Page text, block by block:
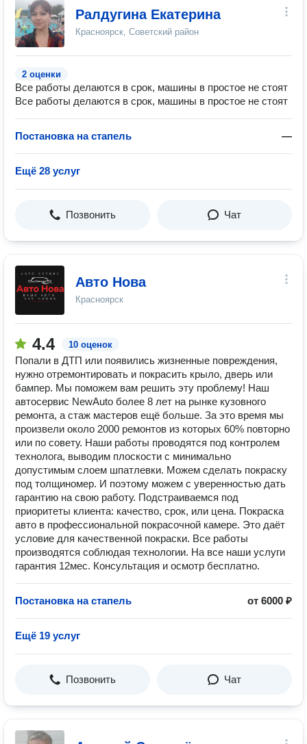
Ралдугина Екатерина
Красноярск, Советский район
2 оценки
Все работы делаются в срок, машины в простое не стоят
Все работы делаются в срок, машины в простое не стоят
Постановка на стапель —
Ещё 28 услуг
Позвонить Чат
Авто Нова
Красноярск
4.4 10 оценок
Попали в ДТП или появились жизненные повреждения,
нужно отремонтировать и покрасить крыло, дверь или
бампер. Мы поможем вам решить эту проблему! Наш
автосервис NewAuto более 8 лет на рынке кузовного
ремонта, а стаж мастеров ещё больше. За это время мы
произвели около 2000 ремонтов из которых 60% повторно
или по совету. Наши работы проводятся под контролем
технолога, выводим плоскости с минимально
допустимым слоем шпатлевки. Можем сделать покраску
под толщиномер. И поэтому можем с уверенностью дать
гарантию на свою работу. Подстраиваемся под
приоритеты клиента: качество, срок, или цена. Покраска
авто в профессиональной покрасочной камере. Это даёт
условие для качественной покраски. Все работы
производятся соблюдая технологии. На все наши услуги
гарантия 12мес. Консультация и осмотр бесплатно.
Постановка на стапель от 6000 ₽
Ещё 19 услуг
Позвонить Чат